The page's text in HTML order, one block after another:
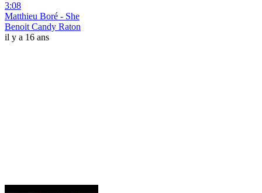
3:08
Matthieu Boré - She
Benoit Candy Raton
il y a 16 ans